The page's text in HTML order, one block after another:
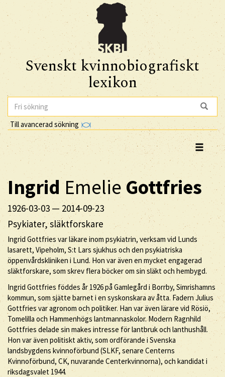
Svenskt kvinnobiografiskt
lexikon
Till avancerad sökning
IngridEmelieGottfries
1926-03-03 — 2014-09-23
Psykiater, släktforskare
Ingrid Gottfries var läkare inom psykiatrin, verksam vid Lunds
lasarett, Vipeholm, S:t Lars sjukhus och den psykiatriska
öppenvårdskliniken i Lund. Hon var även en mycket engagerad
släktforskare, som skrev flera böcker om sin släkt och hembygd.
Ingrid Gottfries föddes år 1926 på Gamlegård i Borrby, Simrishamns
kommun, som sjätte barnet i en syskonskara av åtta. Fadern Julius
Gottfries var agronom och politiker. Han var även lärare vid Rösiö,
Tomelilla och Hammenhögs lantmannaskolor. Modern Ragnhild
Gottfries delade sin makes intresse för lantbruk och lanthushåll.
Hon var även politiskt aktiv, som ordförande i Svenska
landsbygdens kvinnoförbund (SLKF, senare Centerns
Kvinnoförbund, CK, nuvarande Centerkvinnorna), och kandidat i
riksdagsvalet 1944.